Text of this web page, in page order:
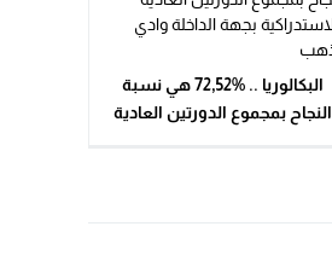
البكالوريا .. %72,52 هي نسبة
النجاح بمجموع الدورتين العادية